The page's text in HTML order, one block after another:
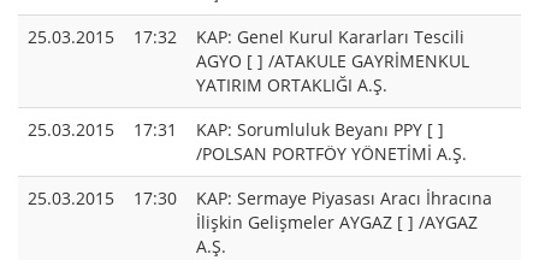
25.03.2015
17:32
KAP: Genel Kurul Kararları Tescili
AGYO [ ] /ATAKULE GAYRİMENKUL
YATIRIM ORTAKLIĞI A.Ş.
25.03.2015
17:31
KAP: Sorumluluk Beyanı PPY [ ]
/POLSAN PORTFÖY YÖNETİMİ A.Ş.
25.03.2015
17:30
KAP: Sermaye Piyasası Aracı İhracına
İlişkin Gelişmeler AYGAZ [ ] /AYGAZ
A.Ş.